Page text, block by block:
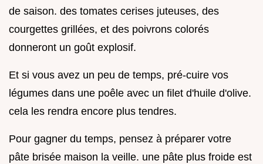
de saison. des tomates cerises juteuses, des
courgettes grillées, et des poivrons colorés
donneront un goût explosif.
Et si vous avez un peu de temps, pré-cuire vos
légumes dans une poêle avec un filet d'huile d'olive.
cela les rendra encore plus tendres.
Pour gagner du temps, pensez à préparer votre
pâte brisée maison la veille. une pâte plus froide est